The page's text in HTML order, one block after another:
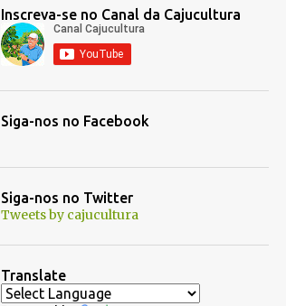
Inscreva-se no Canal da Cajucultura
Siga-nos no Facebook
Siga-nos no Twitter
Tweets by cajucultura
Translate